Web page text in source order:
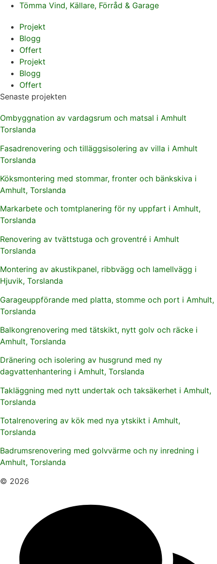
Tömma Vind, Källare, Förråd & Garage
Projekt
Blogg
Offert
Projekt
Blogg
Offert
Senaste projekten
Ombyggnation av vardagsrum och matsal i Amhult
Torslanda
Fasadrenovering och tilläggsisolering av villa i Amhult
Torslanda
Köksmontering med stommar, fronter och bänkskiva i
Amhult, Torslanda
Markarbete och tomtplanering för ny uppfart i Amhult,
Torslanda
Renovering av tvättstuga och groventré i Amhult
Torslanda
Montering av akustikpanel, ribbvägg och lamellvägg i
Hjuvik, Torslanda
Garageuppförande med platta, stomme och port i Amhult,
Torslanda
Balkongrenovering med tätskikt, nytt golv och räcke i
Amhult, Torslanda
Dränering och isolering av husgrund med ny
dagvattenhantering i Amhult, Torslanda
Takläggning med nytt undertak och taksäkerhet i Amhult,
Torslanda
Totalrenovering av kök med nya ytskikt i Amhult,
Torslanda
Badrumsrenovering med golvvärme och ny inredning i
Amhult, Torslanda
© 2026